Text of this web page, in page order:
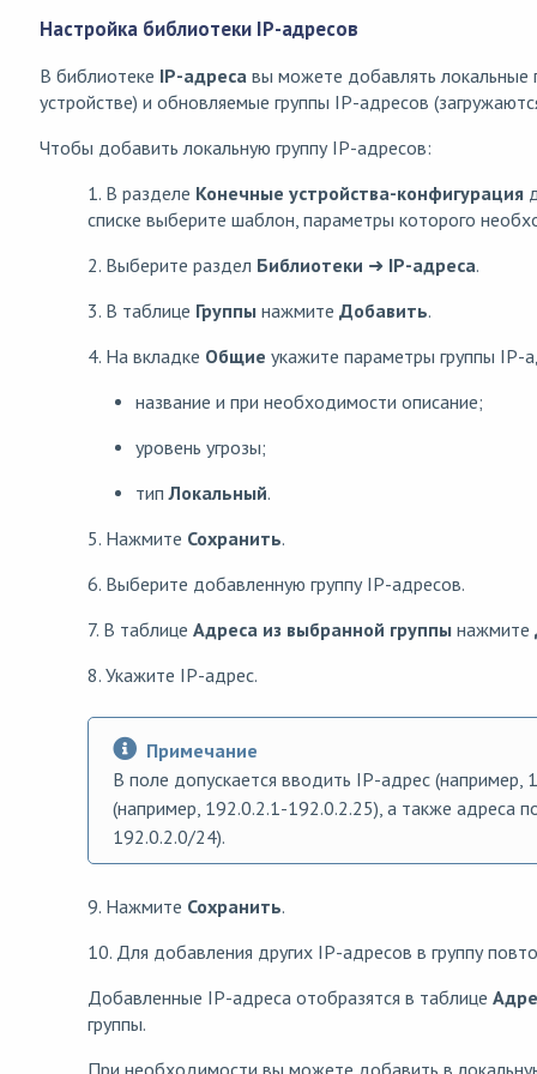
Настройка библиотеки IP-адресов
В библиотеке IP-адреса вы можете добавлять локальные
устройстве) и обновляемые группы IP-адресов
Чтобы добавить локальную группу IP-адресов:
1. В разделе Конечные устройства-конфигурация
списке выберите шаблон, параметры которого
2. Выберите раздел Библиотеки ➜ IP-адреса.
3. В таблице Группы нажмите Добавить.
4. На вкладке Общие укажите параметры группы IP-
название и при необходимости описание;
уровень угрозы;
типЛокальный.
5. Нажмите Сохранить.
6. Выберите добавленную группу IP-адресов.
7. В таблице Адреса из выбранной группы нажмите
8. Укажите IP-адрес.
Примечание
В поле допускается вводить IP-адрес
(например, 192.0.2.1-192.0.2.25), а также адреса
192.0.2.0/24).
9. Нажмите Сохранить.
10. Для добавления других IP-адресов в группу
Добавленные IP-адреса отобразятся в таблице
группы.